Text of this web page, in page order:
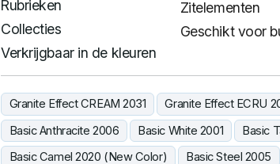
Rubrieken
Zitelementen
Collecties
Geschikt voor
Verkrijgbaar in de kleuren
Granite Effect CREAM 2031
Granite Effect ECRU
Basic Anthracite 2006
Basic White 2001
Basic
Basic Camel 2020 (New Color)
Basic Steel 2005